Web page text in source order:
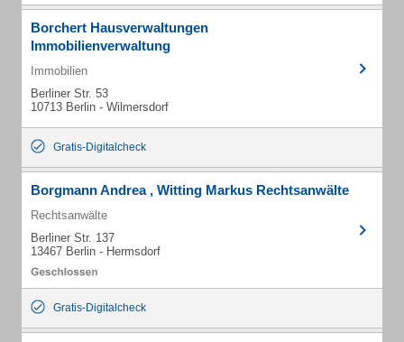
Borchert Hausverwaltungen
Immobilienverwaltung
Immobilien
Berliner Str. 53
10713 Berlin - Wilmersdorf
Gratis-Digitalcheck
Borgmann Andrea , Witting Markus Rechtsanwälte
Rechtsanwälte
Berliner Str. 137
13467 Berlin - Hermsdorf
Gratis-Digitalcheck